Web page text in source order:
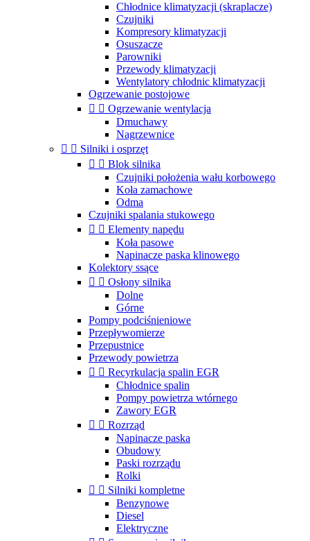
Chłodnice klimatyzacji (skraplacze)
Czujniki
Kompresory klimatyzacji
Osuszacze
Parowniki
Przewody klimatyzacji
Wentylatory chłodnic klimatyzacji
Ogrzewanie postojowe
  Ogrzewanie wentylacja
Dmuchawy
Nagrzewnice
  Silniki i osprzęt
  Blok silnika
Czujniki położenia wału korbowego
Koła zamachowe
Odma
Czujniki spalania stukowego
  Elementy napędu
Koła pasowe
Napinacze paska klinowego
Kolektory ssące
  Osłony silnika
Dolne
Górne
Pompy podciśnieniowe
Przepływomierze
Przepustnice
Przewody powietrza
  Recyrkulacja spalin EGR
Chłodnice spalin
Pompy powietrza wtórnego
Zawory EGR
  Rozrząd
Napinacze paska
Obudowy
Paski rozrządu
Rolki
  Silniki kompletne
Benzynowe
Diesel
Elektryczne